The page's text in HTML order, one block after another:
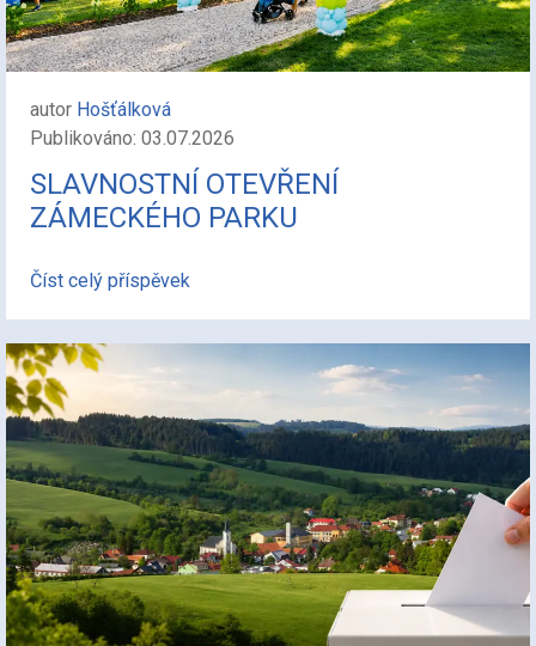
autor Hošťálková
Publikováno: 03.07.2026
SLAVNOSTNÍ OTEVŘENÍ
ZÁMECKÉHO PARKU
Číst celý příspěvek